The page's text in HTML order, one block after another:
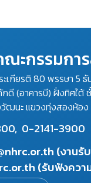
ะกรรมก
เกียรติ 80 พรรษา 5 ธั
กดี (อาคารบี) ฝั่งทิศใต้
ฒนะ แขวงทุ่งสองห้อง
0-2141-3900
(งาน
(รับฟังควา